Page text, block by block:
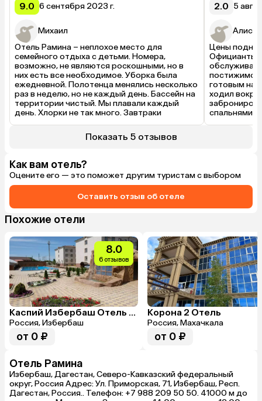
9.0 6 сентября 2023 г.
Михаил
Отель Рамина – неплохое место для
семейного отдыха с детьми. Номера,
возможно, не являются роскошными, но в
них есть все необходимое. Уборка была
ежедневной. Полотенца менялись несколько
раз в неделю, но не каждый день. Бассейн на
территории чистый. Мы плавали каждый
день. Хлорки не так много. Завтраки
случай раннего выезда. Ресторан
предлагает блюда на любой вкус по очень
развлекательные программы. Расположение
отеля близко к морю, буквально 5 минутах
ходьбы. Шезлонги на пляже бесплатные.
Рядом с отелем есть столовая, где можно
вкусно покушать. Спасибо Дагестан за
хороший отдых.
2.0 5
Алиса
Цены
Официанты
постижимо.
готовым на
ходил
спальнями.
Показать 5 отзывов
Как вам отель?
Оцените его — это поможет другим туристам с выбором
Оставить отзыв об отеле
Похожие отели
8.0
6 отзывов
Каспий Избербаш Отель & Аквапарк
Россия, Избербаш
от 0 ₽
Корона 2 Отель
Россия, Махачкала
от 0 ₽
Отель Рамина
Избербаш, Дагестан, Северо-Кавказский федеральный
округ, Россия Адрес: Ул. Приморская, 71, Избербаш, Респ.
Дагестан, Россия.. Телефон: +7 988 209 50 50. 41000 м до